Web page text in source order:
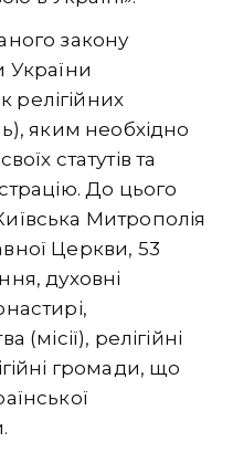
закону
України
яким необхідно
статутів та
До цього
Митрополія
Церкви, 53
духовні
(місії), релігійні
громади, що